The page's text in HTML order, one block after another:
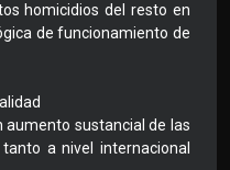
homicidios del resto en
de funcionamiento de
aumento sustancial de las
a nivel internacional